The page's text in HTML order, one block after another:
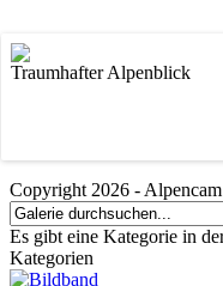
Traumhafter Alpenblick
Copyright 2026 -
Es gibt eine Kategorie in
Kategorien